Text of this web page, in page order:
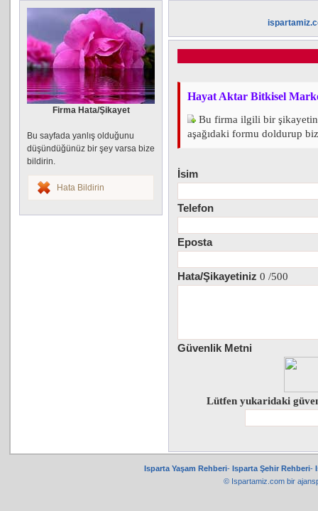
Firma Hata/Şikayet
Bu sayfada yanlış olduğunu
düşündüğünüz bir şey varsa bize
bildirin.
Hata Bildirin
Hayat Aktar Bitkisel
Bu firma ilgili bir
aşağıdaki formu doldurup
İsim
Telefon
Eposta
Hata/Şikayetiniz 0 /500
Güvenlik Metni
Lütfen yukaridaki
Isparta Yaşam Rehberi- Isparta Şehir Rehberi-
© Ispartamiz.com bir